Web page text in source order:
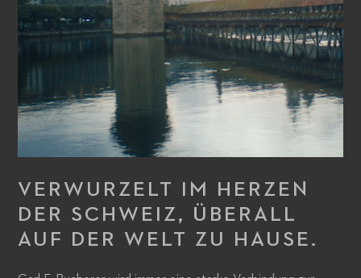
VERWURZELT IM HERZEN
DER SCHWEIZ, ÜBERALL
AUF DER WELT ZU HAUSE.